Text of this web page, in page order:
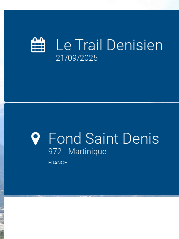
Le Trail Denisien
21/09/2025
Fond Saint Denis
972 - Martinique
FRANCE